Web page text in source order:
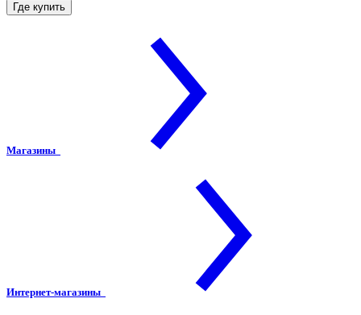
Где купить
Магазины
Интернет-магазины